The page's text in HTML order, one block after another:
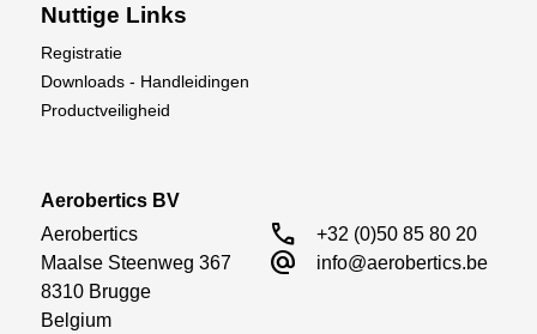
Nuttige Links
Registratie
Downloads - Handleidingen
Productveiligheid
Aerobertics BV
Aerobertics
Maalse Steenweg 367
8310 Brugge
Belgium
call +32 (0)50 85 80 20
alternate_email info@aerobertics.be